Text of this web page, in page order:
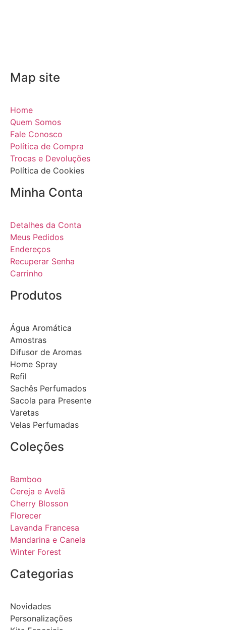
Map site
Home
Quem Somos
Fale Conosco
Política de Compra
Trocas e Devoluções
Política de Cookies
Minha Conta
Detalhes da Conta
Meus Pedidos
Endereços
Recuperar Senha
Carrinho
Produtos
Água Aromática
Amostras
Difusor de Aromas
Home Spray
Refil
Sachês Perfumados
Sacola para Presente
Varetas
Velas Perfumadas
Coleções
Bamboo
Cereja e Avelã
Cherry Blosson
Florecer
Lavanda Francesa
Mandarina e Canela
Winter Forest
Categorias
Novidades
Personalizações